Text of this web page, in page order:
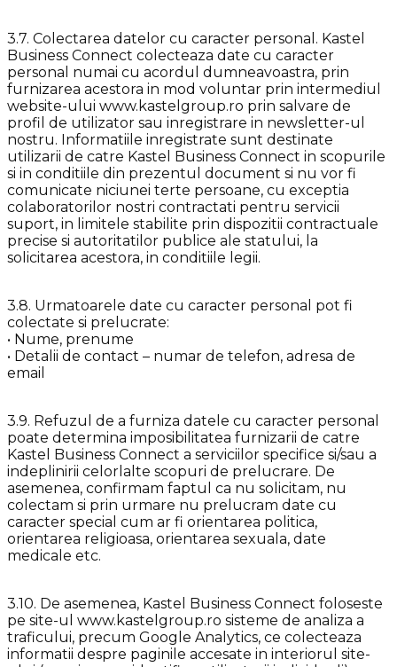
3.7. Colectarea datelor cu caracter personal. Kastel
Business Connect colecteaza date cu caracter
personal numai cu acordul dumneavoastra, prin
furnizarea acestora in mod voluntar prin intermediul
website-ului www.kastelgroup.ro prin salvare de
profil de utilizator sau inregistrare in newsletter-ul
nostru. Informatiile inregistrate sunt destinate
utilizarii de catre Kastel Business Connect in scopurile
si in conditiile din prezentul document si nu vor fi
comunicate niciunei terte persoane, cu exceptia
colaboratorilor nostri contractati pentru servicii
suport, in limitele stabilite prin dispozitii contractuale
precise si autoritatilor publice ale statului, la
solicitarea acestora, in conditiile legii.
3.8. Urmatoarele date cu caracter personal pot fi
colectate si prelucrate:
• Nume, prenume
• Detalii de contact – numar de telefon, adresa de
email
3.9. Refuzul de a furniza datele cu caracter personal
poate determina imposibilitatea furnizarii de catre
Kastel Business Connect a serviciilor specifice si/sau a
indeplinirii celorlalte scopuri de prelucrare. De
asemenea, confirmam faptul ca nu solicitam, nu
colectam si prin urmare nu prelucram date cu
caracter special cum ar fi orientarea politica,
orientarea religioasa, orientarea sexuala, date
medicale etc.
3.10. De asemenea, Kastel Business Connect foloseste
pe site-ul www.kastelgroup.ro sisteme de analiza a
traficului, precum Google Analytics, ce colecteaza
informatii despre paginile accesate in interiorul site-